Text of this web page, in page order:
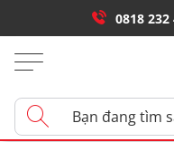
0818 232